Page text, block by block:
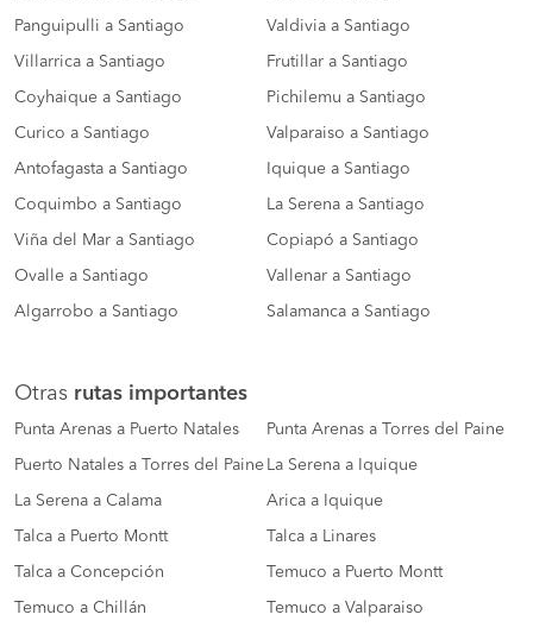
Panguipulli a Santiago Valdivia a Santiago
Villarrica a Santiago Frutillar a Santiago
Coyhaique a Santiago Pichilemu a Santiago
Curico a Santiago Valparaiso a Santiago
Antofagasta a Santiago Iquique a Santiago
Coquimbo a Santiago La Serena a Santiago
Viña del Mar a Santiago Copiapó a Santiago
Ovalle a Santiago Vallenar a Santiago
Algarrobo a Santiago Salamanca a Santiago
Otras rutas importantes
Punta Arenas a Puerto Natales Punta Arenas a Torres del Paine
Puerto Natales a Torres del Paine La Serena a Iquique
La Serena a Calama Arica a Iquique
Talca a Puerto Montt Talca a Linares
Talca a Concepción Temuco a Puerto Montt
Temuco a Chillán Temuco a Valparaiso